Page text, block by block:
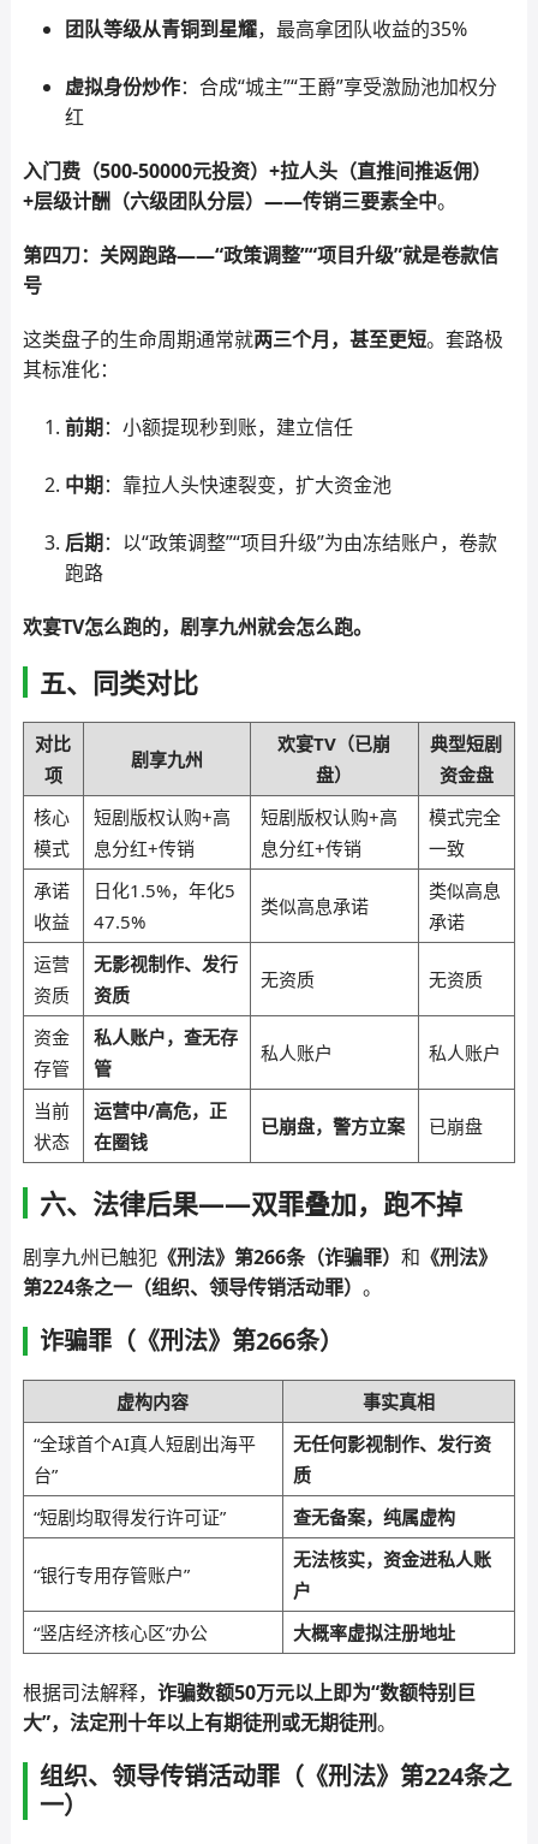
团队等级从青铜到星耀，最高拿团队收益的35%
虚拟身份炒作：合成“城主”“王爵”享受激励池加权分
红
入门费（500-50000元投资）+拉人头（直推间推返佣）
+层级计酬（六级团队分层）——传销三要素全中。
第四刀：关网跑路——“政策调整”“项目升级”就是卷款信
号
这类盘子的生命周期通常就两三个月，甚至更短。套路极
其标准化：
前期：小额提现秒到账，建立信任
中期：靠拉人头快速裂变，扩大资金池
后期：以“政策调整”“项目升级”为由冻结账户，卷款
跑路
欢宴TV怎么跑的，剧享九州就会怎么跑。
五、同类对比
对比
项
剧享九州
欢宴TV（已崩
盘）
典型短剧
资金盘
核心
模式
短剧版权认购+高
息分红+传销
短剧版权认购+高
息分红+传销
模式完全
一致
承诺
收益
日化1.5%，年化5
47.5%
类似高息承诺
类似高息
承诺
运营
资质
无影视制作、发行
资质
无资质 无资质
资金
存管
私人账户，查无存
管
私人账户 私人账户
当前
状态
运营中/高危，正
在圈钱
已崩盘，警方立案 已崩盘
六、法律后果——双罪叠加，跑不掉
剧享九州已触犯《刑法》第266条（诈骗罪） 和 《刑法》
第224条之一（组织、领导传销活动罪） 。
诈骗罪（《刑法》第266条）
虚构内容
事实真相
“全球首个AI真人短剧出海平
台”
无任何影视制作、发行资
质
“短剧均取得发行许可证”
查无备案，纯属虚构
“银行专用存管账户”
无法核实，资金进私人账
户
“竖店经济核心区”办公
大概率虚拟注册地址
根据司法解释， 诈骗数额50万元以上即为“数额特别巨
大”，法定刑十年以上有期徒刑或无期徒刑。
组织、领导传销活动罪（《刑法》第224条之
一）